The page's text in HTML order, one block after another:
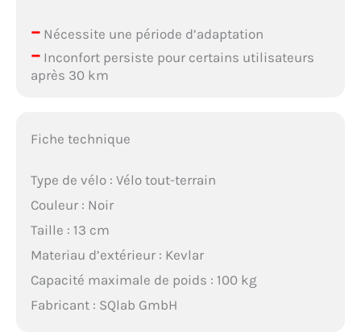
–Nécessite une période d’adaptation
–Inconfort persiste pour certains utilisateurs
après 30 km
Fiche technique
Type de vélo : Vélo tout-terrain
Couleur : Noir
Taille : 13 cm
Materiau d’extérieur : Kevlar
Capacité maximale de poids : 100 kg
Fabricant : SQlab GmbH